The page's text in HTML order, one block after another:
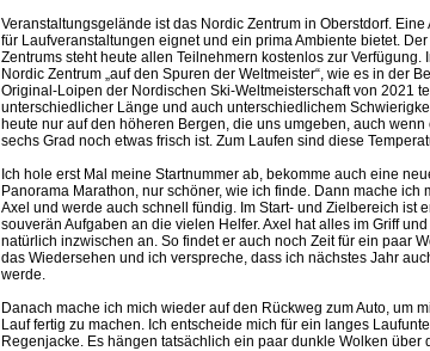
Veranstaltungsgelände ist das Nordic Zentrum in Oberstdorf.
für Laufveranstaltungen eignet und ein prima Ambiente bietet.
Zentrums steht heute allen Teilnehmern kostenlos zur Verfügung.
Nordic Zentrum „auf den Spuren der Weltmeister“, wie es in der
Original-Loipen der Nordischen Ski-Weltmeisterschaft von 2021
unterschiedlicher Länge und auch unterschiedlichem
heute nur auf den höheren Bergen, die uns umgeben, auch
sechs Grad noch etwas frisch ist. Zum Laufen sind diese
Ich hole erst Mal meine Startnummer ab, bekomme auch eine
Panorama Marathon, nur schöner, wie ich finde. Dann mache ich
Axel und werde auch schnell fündig. Im Start- und Zielbereich ist
souverän Aufgaben an die vielen Helfer. Axel hat alles im Griff
natürlich inzwischen an. So findet er auch noch Zeit für ein paar
das Wiedersehen und ich verspreche, dass ich nächstes Jahr
werde.
Danach mache ich mich wieder auf den Rückweg zum Auto, um
Lauf fertig zu machen. Ich entscheide mich für ein langes
Regenjacke. Es hängen tatsächlich ein paar dunkle Wolken über